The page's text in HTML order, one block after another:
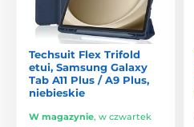
Techsuit Flex Trifold
etui, Samsung Galaxy
Tab A11 Plus / A9 Plus,
niebieskie
W magazynie, w czwartek